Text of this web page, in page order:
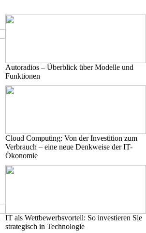
Autoradios – Überblick über Modelle und
Funktionen
Cloud Computing: Von der Investition zum
Verbrauch – eine neue Denkweise der IT-
Ökonomie
IT als Wettbewerbsvorteil: So investieren Sie
strategisch in Technologie